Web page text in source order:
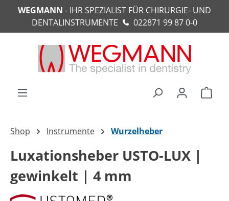
springen
WEGMANN - IHR SPEZIALIST FÜR CHIRURGIE- UND
DENTALINSTRUMENTE
022871 99 87 0-0
Shop Instrumente Wurzelheber
Luxationsheber USTO-LUX |
gewinkelt | 4 mm